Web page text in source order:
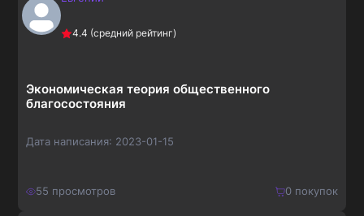
210₽
4.4 (средний рейтинг)
Экономическая теория общественного
благосостояния
Дата написания: 2023-01-15
55 просмотров 0покупок